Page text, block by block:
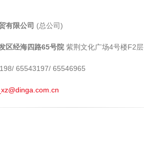
有限公司 (总公司)
区经海四路65号院 紫荆文化广场4号楼F2层
65543197/ 65546965